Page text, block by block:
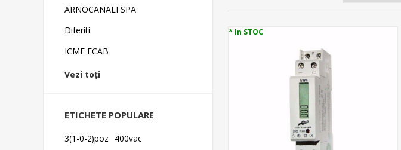
* In STOC
ARNOCANALI SPA
Diferiti
ICME ECAB
Vezi toți
ETICHETE POPULARE
3(1-0-2)poz
400vac